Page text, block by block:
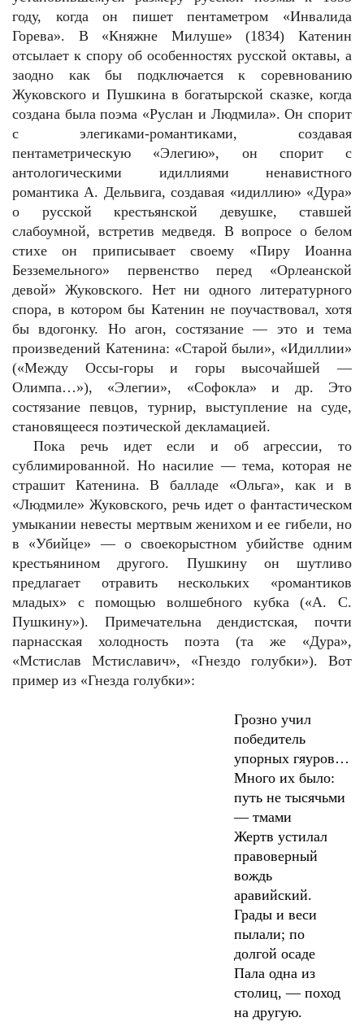
году, когда он пишет пентаметром «Инвалида
Горева». В «Княжне Милуше» (1834) Катенин
отсылает к спору об особенностях русской октавы, а
заодно как бы подключается к соревнованию
Жуковского и Пушкина в богатырской сказке, когда
создана была поэма «Руслан и Людмила». Он спорит
с элегиками-романтиками, создавая
пентаметрическую «Элегию», он спорит с
антологическими идиллиями ненавистного
романтика А. Дельвига, создавая «идиллию» «Дура»
о русской крестьянской девушке, ставшей
слабоумной, встретив медведя. В вопросе о белом
стихе он приписывает своему «Пиру Иоанна
Безземельного» первенство перед «Орлеанской
девой» Жуковского. Нет ни одного литературного
спора, в котором бы Катенин не поучаствовал, хотя
бы вдогонку. Но агон, состязание — это и тема
произведений Катенина: «Старой были», «Идиллии»
(«Между Оссы-горы и горы высочайшей —
Олимпа…»), «Элегии», «Софокла» и др. Это
состязание певцов, турнир, выступление на суде,
становящееся поэтической декламацией.
Пока речь идет если и об агрессии, то
сублимированной. Но насилие — тема, которая не
страшит Катенина. В балладе «Ольга», как и в
«Людмиле» Жуковского, речь идет о фантастическом
умыкании невесты мертвым женихом и ее гибели, но
в «Убийце» — о своекорыстном убийстве одним
крестьянином другого. Пушкину он шутливо
предлагает отравить нескольких «романтиков
младых» с помощью волшебного кубка («А. С.
Пушкину»). Примечательна дендистская, почти
парнасская холодность поэта (та же «Дура»,
«Мстислав Мстиславич», «Гнездо голубки»). Вот
пример из «Гнезда голубки»:
Грозно учил
победитель
упорных гяуров…
Много их было:
путь не тысячьми
— тмами
Жертв устилал
правоверный
вождь
аравийский.
Грады и веси
пылали; по
долгой осаде
Пала одна из
столиц, — поход
на другую.